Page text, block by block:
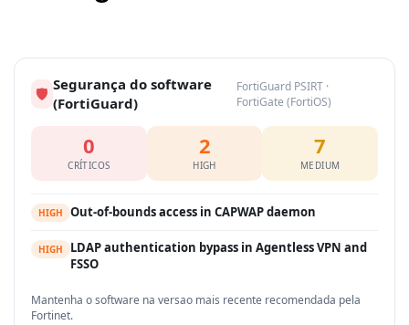
🛡 Segurança do software
(FortiGuard)
FortiGuard PSIRT ·
FortiGate (FortiOS)
0
CRÍTICOS
2
HIGH
7
MEDIUM
HIGH Out-of-bounds access in CAPWAP daemon
HIGH
LDAP authentication bypass in Agentless VPN and
FSSO
Mantenha o software na versao mais recente recomendada pela
Fortinet.